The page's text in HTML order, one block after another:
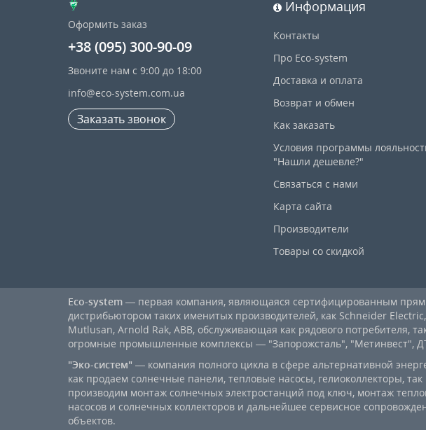
Оформить заказ
+38 (095) 300-90-09
Звоните нам с 9:00 до 18:00
info@eco-system.com.ua
Заказать звонок
Информация
Контакты
Про Eco-system
Доставка и оплата
Возврат и обмен
Как заказать
Условия программы
"Нашли дешевле?"
Связаться с нами
Карта сайта
Производители
Товары со скидкой
Eco-system — первая компания, являющаяся сертифицированным
дистрибьютором таких именитых производителей, как Schneider
Mutlusan, Arnold Rak, ABB, обслуживающая как рядового потребителя,
огромные промышленные комплексы — "Запорожсталь", "Метинвест",
"Эко-систем" — компания полного цикла в сфере альтернативной
как продаем солнечные панели, тепловые насосы, гелиоколлекторы, так
производим монтаж солнечных электростанций под ключ, монтаж
насосов и солнечных коллекторов и дальнейшее сервисное
объектов.